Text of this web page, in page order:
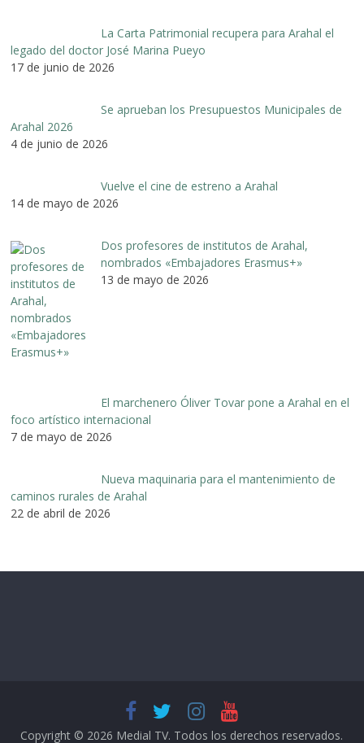
La Carta Patrimonial recupera para Arahal el
legado del doctor José Marina Pueyo
17 de junio de 2026
Se aprueban los Presupuestos Municipales de
Arahal 2026
4 de junio de 2026
Vuelve el cine de estreno a Arahal
14 de mayo de 2026
Dos profesores de institutos de Arahal,
nombrados «Embajadores Erasmus+»
13 de mayo de 2026
El marchenero Óliver Tovar pone a Arahal en el
foco artístico internacional
7 de mayo de 2026
Nueva maquinaria para el mantenimiento de
caminos rurales de Arahal
22 de abril de 2026
Copyright © 2026 Medial TV. Todos los derechos reservados.